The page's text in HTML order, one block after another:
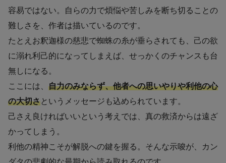
容易ではない。自らの力で煩悩や苦しみを断ち切ることの
難しさを、作者は描いているのです。
たとえお釈迦様の慈悲で蜘蛛の糸が垂らされても、己の欲
に溺れ利己的になってしまえば、せっかくのチャンスも台
無しになる。
ここには、 自力のみならず、他者への思いやりや利他の心
の大切さというメッセージも込められています。
己さえ良ければいいという考えでは、真の救済からは遠ざ
かってしまう。
利他の精神こそが解脱への鍵を握る。そんな示唆が、カン